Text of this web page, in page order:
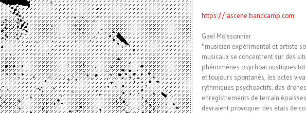
https://lascene.bandcamp.com
Gael Moissonnier
"musicien expérimental et artiste
musicaux se concentrent sur des
phénomènes psychoacoustiques
et toujours spontanés, les actes
rythmiques psychoactifs, des
enregistrements de terrain
devraient provoquer des états de